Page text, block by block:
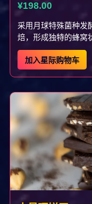
¥198.00
采用月球特殊菌种发
焙，形成独特的蜂窝
加入星际购物车